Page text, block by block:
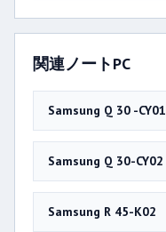
関連ノートPC
Samsung Q 30 -CY01
Samsung Q 30-CY02
Samsung R 45-K02